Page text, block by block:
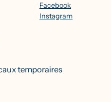
Facebook
Instagram
temporaires